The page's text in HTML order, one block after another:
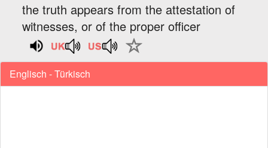
the truth appears from the attestation of
witnesses, or of the proper officer
Englisch - Türkisch